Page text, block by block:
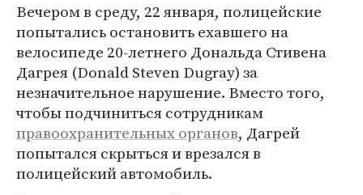
Вечером в среду, 22 января, полицейские
попытались остановить ехавшего на
велосипеде 20-летнего Дональда Стивена
Дагрея (Donald Steven Dugray) за
незначительное нарушение. Вместо того,
чтобы подчиниться сотрудникам
правоохранительных органов, Дагрей
попытался скрыться и врезался в
полицейский автомобиль.